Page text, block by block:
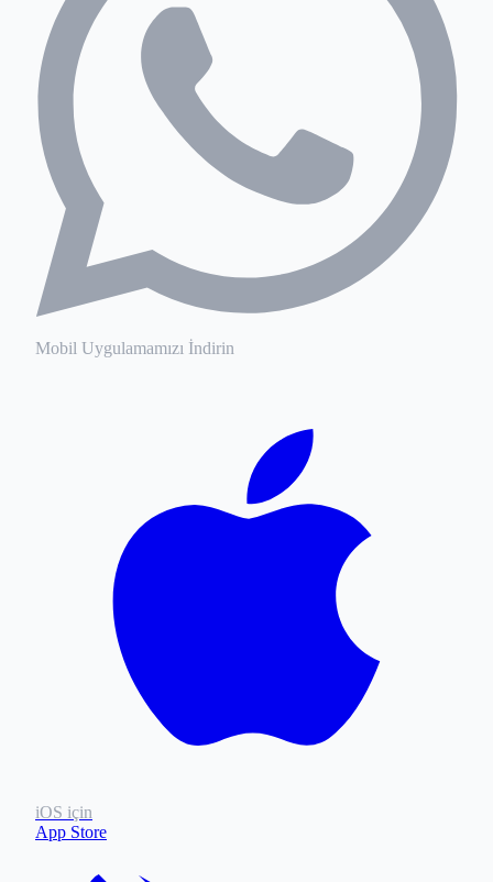
Mobil Uygulamamızı İndirin
iOS için
App Store